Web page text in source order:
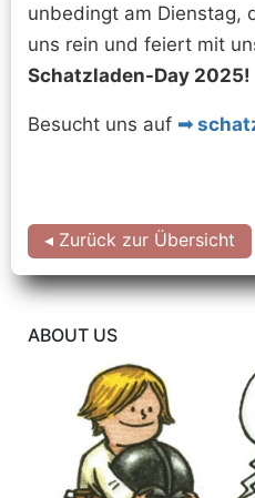
unbedingt am Dienstag,
uns rein und feiert mit
Schatzladen-Day 2025!
Besucht uns auf
◂ Zurück zur Übersicht
ABOUT US